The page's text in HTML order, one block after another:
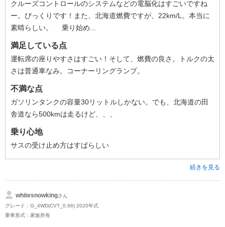
クルーズコントロールのシステムなどの電脳化はすごいですね
ー。びっくりです！また、北海道燃費ですが、22km/L。本当に
素晴らしい。 乗り始め...
満足している点
運転席の座りやすさはすごい！そして、燃費の良さ。トルクの太
さは普通車なみ。コーナーリングランプ。
不満な点
ガソリンタンクの容量30リットルしかない。でも、北海道の田
舎道なら500kmは走るけど、、、
乗り心地
サスの受け止め方はすばらしい
続きを見る
whitesnowkingさん
グレード：G_4WD(CVT_0.66) 2020年式
乗車形式：家族所有